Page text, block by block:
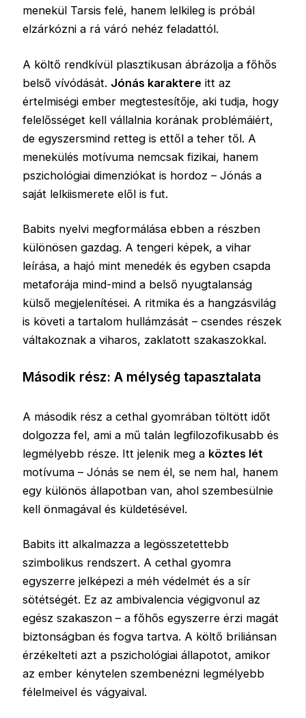
menekül Tarsis felé, hanem lelkileg is próbál
elzárkózni a rá váró nehéz feladattól.
A költő rendkívül plasztikusan ábrázolja a főhős
belső vívódását. Jónás karaktere itt az
értelmiségi ember megtestesítője, aki tudja, hogy
felelősséget kell vállalnia korának problémáiért,
de egyszersmind retteg is ettől a teher től. A
menekülés motívuma nemcsak fizikai, hanem
pszichológiai dimenziókat is hordoz – Jónás a
saját lelkiismerete elől is fut.
Babits nyelvi megformálása ebben a részben
különösen gazdag. A tengeri képek, a vihar
leírása, a hajó mint menedék és egyben csapda
metaforája mind-mind a belső nyugtalanság
külső megjelenítései. A ritmika és a hangzásvilág
is követi a tartalom hullámzását – csendes részek
váltakoznak a viharos, zaklatott szakaszokkal.
Második rész: A mélység tapasztalata
A második rész a cethal gyomrában töltött időt
dolgozza fel, ami a mű talán legfilozofikusabb és
legmélyebb része. Itt jelenik meg a köztes lét
motívuma – Jónás se nem él, se nem hal, hanem
egy különös állapotban van, ahol szembesülnie
kell önmagával és küldetésével.
Babits itt alkalmazza a legösszetettebb
szimbolikus rendszert. A cethal gyomra
egyszerre jelképezi a méh védelmét és a sír
sötétségét. Ez az ambivalencia végigvonul az
egész szakaszon – a főhős egyszerre érzi magát
biztonságban és fogva tartva. A költő briliánsan
érzékelteti azt a pszichológiai állapotot, amikor
az ember kénytelen szembenézni legmélyebb
félelmeivel és vágyaival.